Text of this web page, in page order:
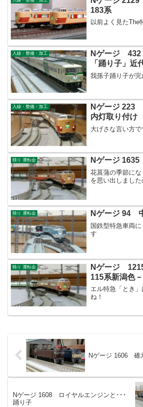
183系
以前よく見たThe
入線・整備・加工
Nゲージ
「踊り子」近
我孫子踊り子が完
入線・整備・加工
Nゲージ 223
内灯取り付け
大げさな言い方
独り 運転会 Nゲージ
花菖蒲の季節に
を思い出しました
独り 運転会 Nゲージ 94
国鉄型特急車両
す
独り 運転会
Nゲージ
115系新潟色－
エル特急「とき
ね！
Nゲージ 1606 碓
Nゲージ 1608 ロイヤルエンジンと･･･
踊り子